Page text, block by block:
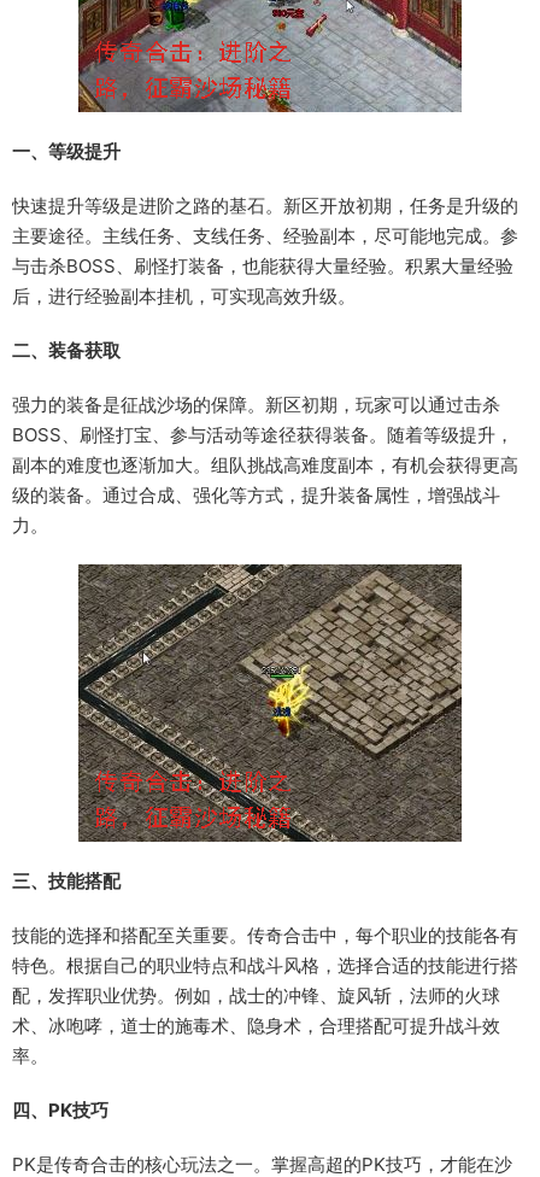
一、等级提升
快速提升等级是进阶之路的基石。新区开放初期，任务是升级的
主要途径。主线任务、支线任务、经验副本，尽可能地完成。参
与击杀BOSS、刷怪打装备，也能获得大量经验。积累大量经验
后，进行经验副本挂机，可实现高效升级。
二、装备获取
强力的装备是征战沙场的保障。新区初期，玩家可以通过击杀
BOSS、刷怪打宝、参与活动等途径获得装备。随着等级提升，
副本的难度也逐渐加大。组队挑战高难度副本，有机会获得更高
级的装备。通过合成、强化等方式，提升装备属性，增强战斗
力。
三、技能搭配
技能的选择和搭配至关重要。传奇合击中，每个职业的技能各有
特色。根据自己的职业特点和战斗风格，选择合适的技能进行搭
配，发挥职业优势。例如，战士的冲锋、旋风斩，法师的火球
术、冰咆哮，道士的施毒术、隐身术，合理搭配可提升战斗效
率。
四、PK技巧
PK是传奇合击的核心玩法之一。掌握高超的PK技巧，才能在沙